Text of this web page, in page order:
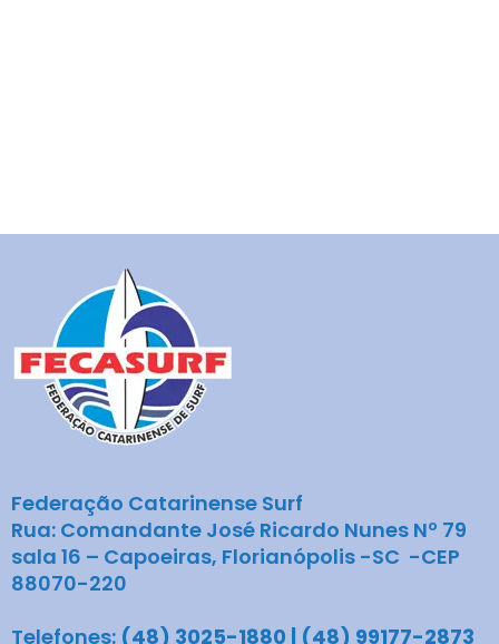
Federação Catarinense Surf
Rua: Comandante José Ricardo Nunes Nº 79
sala 16 – Capoeiras, Florianópolis -SC -CEP
88070-220
Telefones: (48) 3025-1880 | (48) 99177-2873